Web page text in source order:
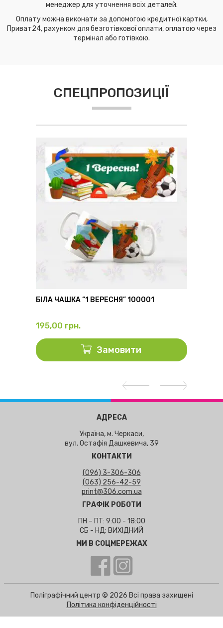
менеджер для уточнення всіх деталей.
Оплату можна виконати за допомогою кредитної картки,
Приват24, рахунком для безготівкової оплати, оплатою через
термінал або готівкою.
СПЕЦПРОПОЗИЦІЇ
БІЛА ЧАШКА “1 ВЕРЕСНЯ” 100001
195,00 грн.
Замовити
АДРЕСА
Україна, м. Черкаси,
вул. Остафія Дашкевича, 39
КОНТАКТИ
(096) 3-306-306
(063) 256-42-59
print@306.com.ua
ГРАФІК РОБОТИ
ПН – ПТ: 9:00 - 18:00
СБ - НД: ВИХІДНИЙ
МИ В СОЦМЕРЕЖАХ
Поліграфічний центр © 2026 Всі права захищені
Політика конфіденційності